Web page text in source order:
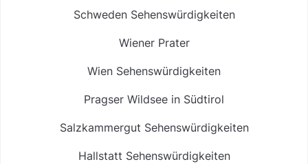
Schweden Sehenswürdigkeiten
Wiener Prater
Wien Sehenswürdigkeiten
Pragser Wildsee in Südtirol
Salzkammergut Sehenswürdigkeiten
Hallstatt Sehenswürdigkeiten